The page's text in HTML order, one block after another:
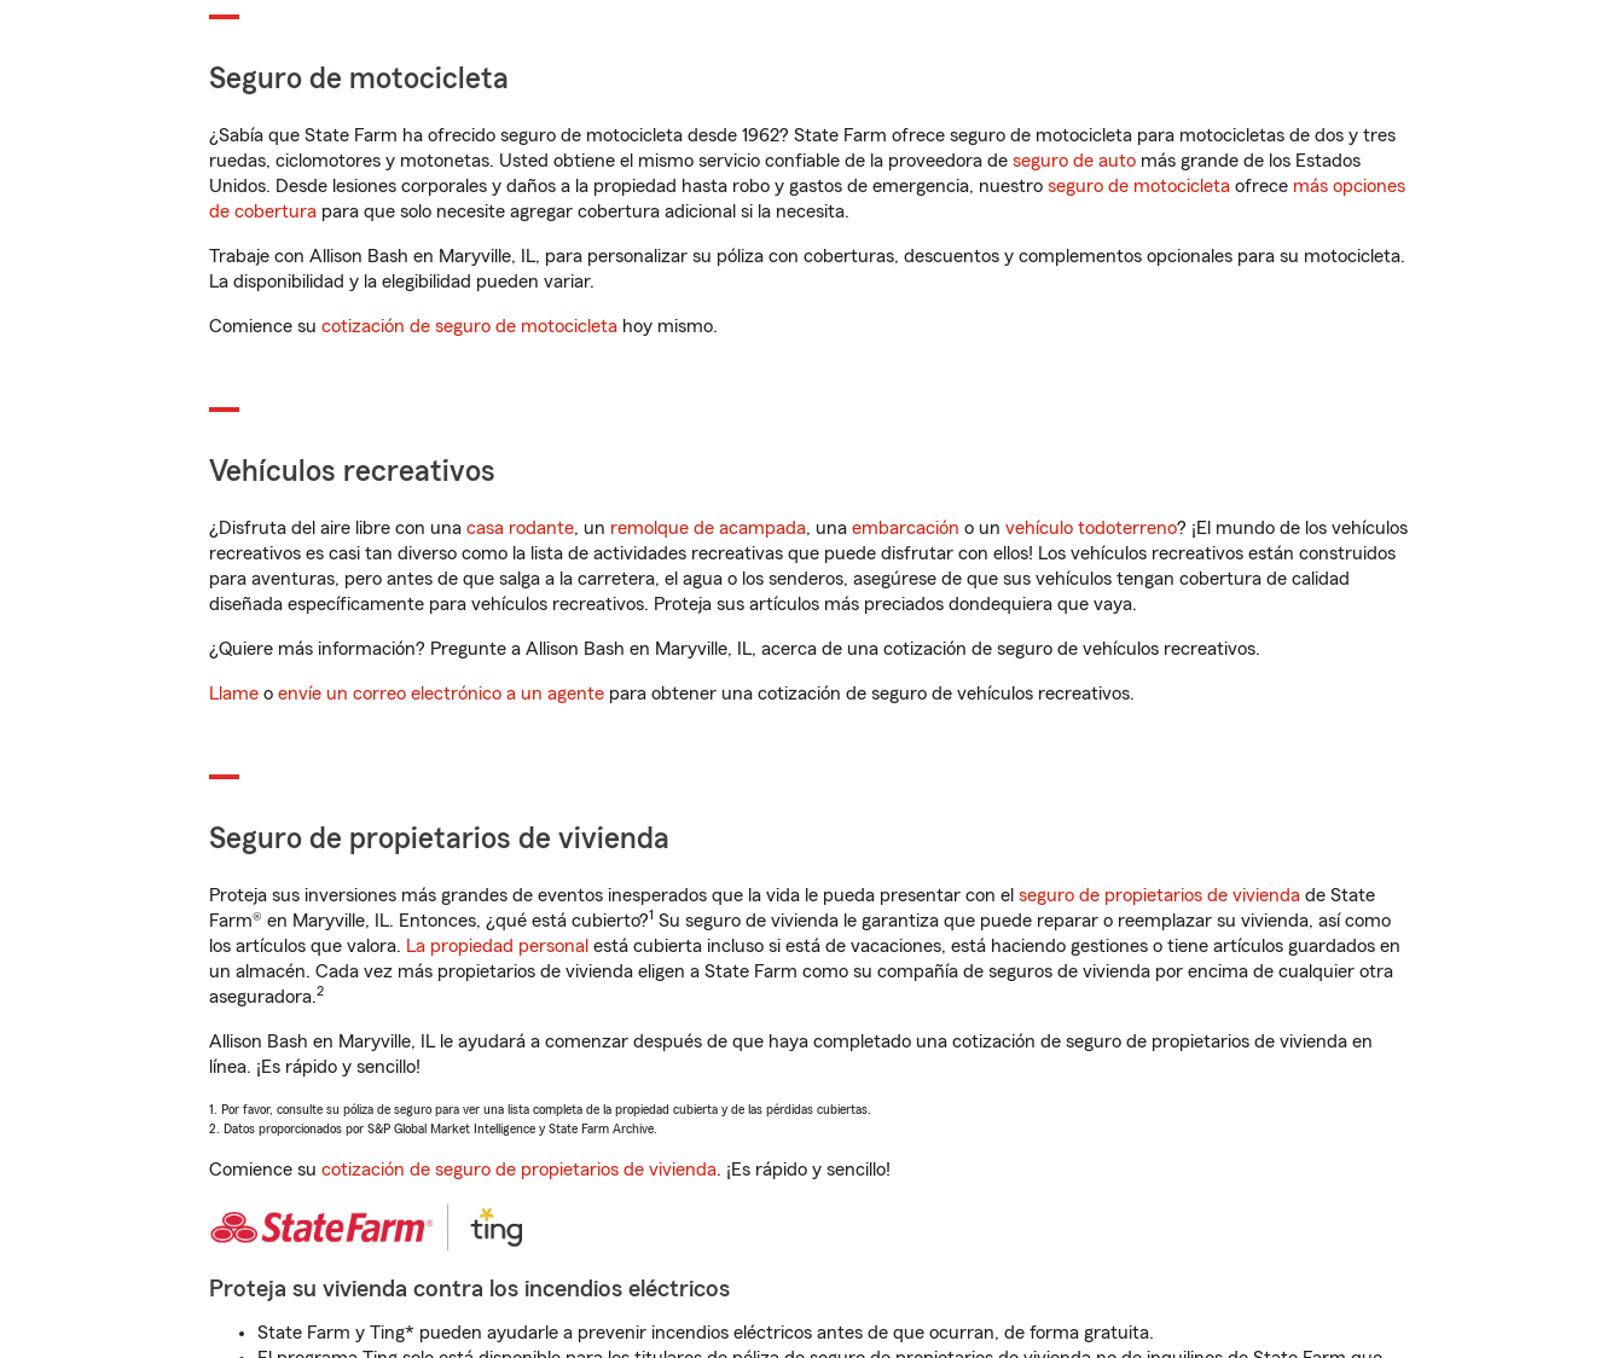
Seguro de motocicleta
¿Sabía que State Farm ha ofrecido seguro de motocicleta desde 1962? State Farm ofrece seguro de motocicleta para motocicletas de dos y tres
ruedas, ciclomotores y motonetas. Usted obtiene el mismo servicio confiable de la proveedora de seguro de auto más grande de los Estados
Unidos. Desde lesiones corporales y daños a la propiedad hasta robo y gastos de emergencia, nuestro seguro de motocicleta ofrece más opciones
de cobertura para que solo necesite agregar cobertura adicional si la necesita.
Trabaje con Allison Bash en Maryville, IL, para personalizar su póliza con coberturas, descuentos y complementos opcionales para su motocicleta.
La disponibilidad y la elegibilidad pueden variar.
Comience su cotización de seguro de motocicleta hoy mismo.
Vehículos recreativos
¿Disfruta del aire libre con una casa rodante, un remolque de acampada, una embarcación o un vehículo todoterreno? ¡El mundo de los vehículos
recreativos es casi tan diverso como la lista de actividades recreativas que puede disfrutar con ellos! Los vehículos recreativos están construidos
para aventuras, pero antes de que salga a la carretera, el agua o los senderos, asegúrese de que sus vehículos tengan cobertura de calidad
diseñada específicamente para vehículos recreativos. Proteja sus artículos más preciados dondequiera que vaya.
¿Quiere más información? Pregunte a Allison Bash en Maryville, IL, acerca de una cotización de seguro de vehículos recreativos.
Llame o envíe un correo electrónico a un agente para obtener una cotización de seguro de vehículos recreativos.
Seguro de propietarios de vivienda
Proteja sus inversiones más grandes de eventos inesperados que la vida le pueda presentar con el seguro de propietarios de vivienda de State
Farm® en Maryville, IL. Entonces, ¿qué está cubierto?1 Su seguro de vivienda le garantiza que puede reparar o reemplazar su vivienda, así como
los artículos que valora. La propiedad personal está cubierta incluso si está de vacaciones, está haciendo gestiones o tiene artículos guardados en
un almacén. Cada vez más propietarios de vivienda eligen a State Farm como su compañía de seguros de vivienda por encima de cualquier otra
aseguradora.2
Allison Bash en Maryville, IL le ayudará a comenzar después de que haya completado una cotización de seguro de propietarios de vivienda en
línea. ¡Es rápido y sencillo!
1. Por favor, consulte su póliza de seguro para ver una lista completa de la propiedad cubierta y de las pérdidas cubiertas.
2. Datos proporcionados por S&P Global Market Intelligence y State Farm Archive.
Comience su cotización de seguro de propietarios de vivienda. ¡Es rápido y sencillo!
Proteja su vivienda contra los incendios eléctricos
State Farm y Ting* pueden ayudarle a prevenir incendios eléctricos antes de que ocurran, de forma gratuita.